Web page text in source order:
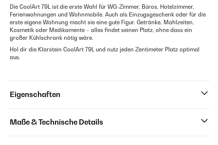
Die CoolArt 79L ist die erste Wahl für WG-Zimmer, Büros, Hotelzimmer,
Ferienwohnungen und Wohnmobile. Auch als Einzugsgeschenk oder für die
erste eigene Wohnung macht sie eine gute Figur. Getränke, Mahlzeiten,
Kosmetik oder Medikamente – alles findet seinen Platz, ohne dass ein
großer Kühlschrank nötig wäre.
Hol dir die Klarstein CoolArt 79L und nutz jeden Zentimeter Platz optimal
aus.
Eigenschaften
Maße & Technische Details